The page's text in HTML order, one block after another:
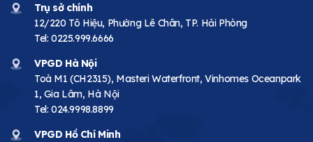
Trụ sở chính
12/220 Tô Hiệu, Phường Lê Chân, TP. Hải Phòng
Tel: 0225.999.6666
VPGD Hà Nội
Toà M1 (CH2315), Masteri Waterfront, Vinhomes Oceanpark
1, Gia Lâm, Hà Nội
Tel: 024.9998.8899
VPGD Hồ Chí Minh